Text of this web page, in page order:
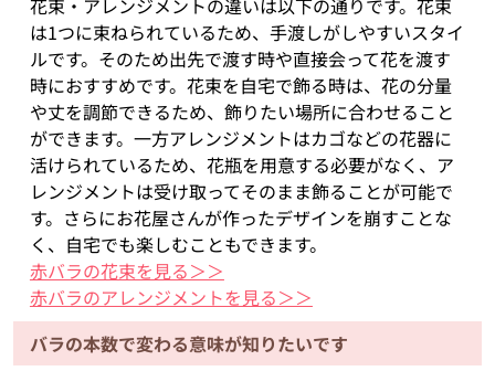
花束・アレンジメントの違いは以下の通りです。花束
は1つに束ねられているため、手渡しがしやすいスタイ
ルです。そのため出先で渡す時や直接会って花を渡す
時におすすめです。花束を自宅で飾る時は、花の分量
や丈を調節できるため、飾りたい場所に合わせること
ができます。一方アレンジメントはカゴなどの花器に
活けられているため、花瓶を用意する必要がなく、ア
レンジメントは受け取ってそのまま飾ることが可能で
す。さらにお花屋さんが作ったデザインを崩すことな
く、自宅でも楽しむこともできます。
赤バラの花束を見る＞＞
赤バラのアレンジメントを見る＞＞
バラの本数で変わる意味が知りたいです